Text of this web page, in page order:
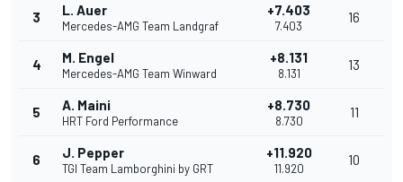
3 L. Auer
Mercedes-AMG Team Landgraf
+7.403
7.403
16
4 M. Engel
Mercedes-AMG Team Winward
+8.131
8.131
13
5 A. Maini
HRT Ford Performance
+8.730
8.730
11
6 J. Pepper
TGI Team Lamborghini by GRT
+11.920
11.920
10